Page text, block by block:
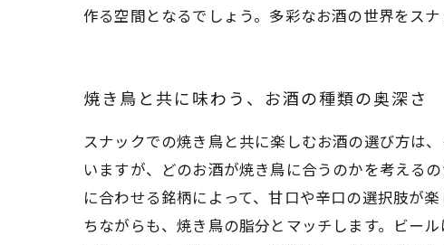
作る空間となるでしょう。多彩なお酒の世界をス
焼き鳥と共に味わう、お酒の種類の奥深さ
スナックでの焼き鳥と共に楽しむお酒の選び方は
いますが、どのお酒が焼き鳥に合うのかを考える
に合わせる銘柄によって、甘口や辛口の選択肢が
ちながらも、焼き鳥の脂分とマッチします。ビー